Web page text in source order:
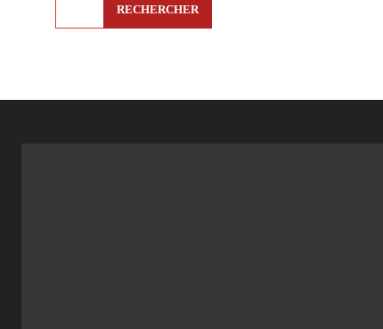
RECHERCHER